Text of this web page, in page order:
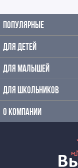
Экскурсии
Интересные
ПОПУЛЯРНЫЕ
ДЛЯ ДЕТЕЙ
ДЛЯ МАЛЫШЕЙ
ДЛЯ ШКОЛЬНИКОВ
О КОМПАНИИ